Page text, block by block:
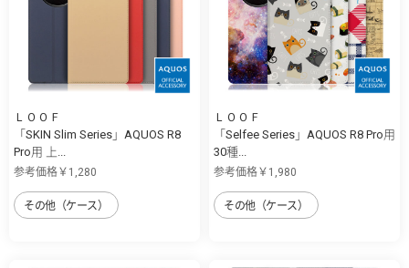
ＬＯＯＦ
「SKIN Slim Series」AQUOS R8
Pro用 上...
参考価格￥1,280
その他（ケース）
ＬＯＯＦ
「Selfee Series」AQUOS R8 Pro用
30種...
参考価格￥1,980
その他（ケース）